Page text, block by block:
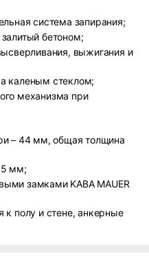
система запирания;
бетоном;
выжигания и
каленым стеклом;
механизма при
– 44 мм, общая толщина
мм;
замками KABA MAUER
к полу и стене, анкерные